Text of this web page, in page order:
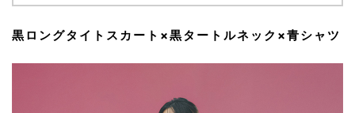
黒ロングタイトスカート×黒タートルネック×青シャツ